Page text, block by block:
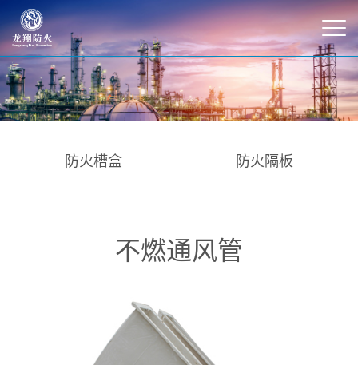
防火槽盒 防火隔板
不燃通风管